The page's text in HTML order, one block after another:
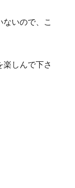
いので、こ
しんで下さ